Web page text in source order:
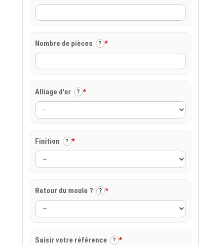
Nombre de pièces ? *
Alliage d'or ? *
Finition ? *
Retour du moule ? ? *
Saisir votre référence ? *